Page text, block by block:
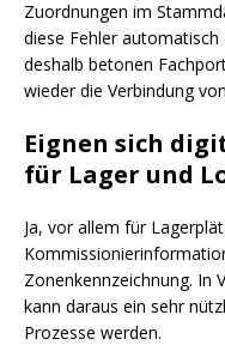
Zuordnungen im
diese Fehler automatisch
deshalb betonen
wieder die Verbindung
Eignen sich
für Lager und
Ja, vor allem für
Zonenkennzeichnung. In
kann daraus ein sehr
Prozesse werden.